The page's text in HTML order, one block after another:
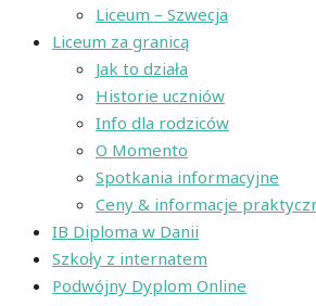
Liceum – Szwecja
Liceum za granicą
Jak to działa
Historie uczniów
Info dla rodziców
O Momento
Spotkania informacyjne
Ceny & informacje
IB Diploma w Danii
Szkoły z internatem
Podwójny Dyplom Online